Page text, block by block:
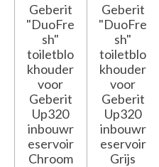
Geberit
"DuoFre
sh"
toiletblo
khouder
voor
Geberit
Up320
inbouwr
eservoir
Chroom
Geberit
"DuoFre
sh"
toiletblo
khouder
voor
Geberit
Up320
inbouwr
eservoir
Grijs